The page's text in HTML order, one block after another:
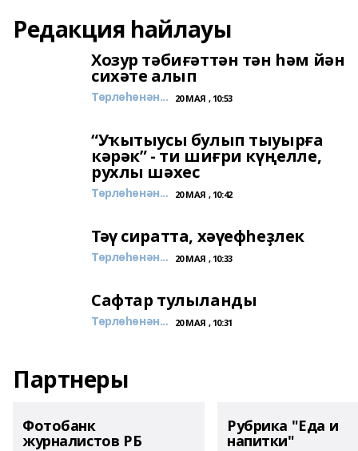
Редакция һайлауы
Хозур тәбиғәттән тән һәм йән
сихәте алып
Төрлөһөнән... 20 МАЯ , 10:53
“Уҡытыусы булып тыуырға
кәрәк” - ти шиғри күңелле,
рухлы шәхес
Төрлөһөнән... 20 МАЯ , 10:42
Тәү сиратта, хәүефһеҙлек
Төрлөһөнән... 20 МАЯ , 10:33
Сафтар тулыланды
Төрлөһөнән... 20 МАЯ , 10:31
Партнеры
Фотобанк
журналистов РБ
Рубрика "Еда и
напитки"